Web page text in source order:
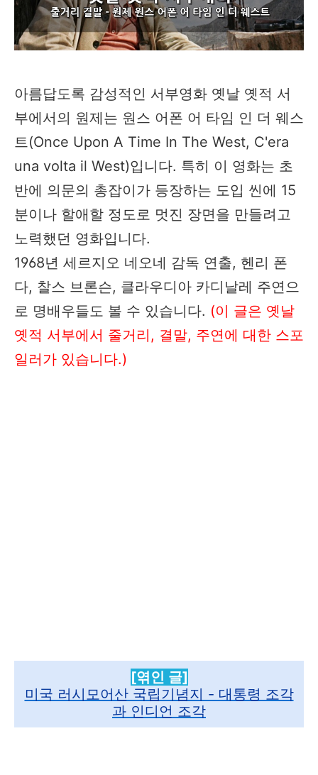
아름답도록 감성적인 서부영화 옛날 옛적 서
부에서의 원제는 원스 어폰 어 타임 인 더 웨스
트(Once Upon A Time In The West, C'era
una volta il West)입니다. 특히 이 영화는 초
반에 의문의 총잡이가 등장하는 도입 씬에 15
분이나 할애할 정도로 멋진 장면을 만들려고
노력했던 영화입니다.
1968년 세르지오 네오네 감독 연출, 헨리 폰
다, 찰스 브론슨, 클라우디아 카디날레 주연으
로 명배우들도 볼 수 있습니다. (이 글은 옛날
옛적 서부에서 줄거리, 결말, 주연에 대한 스포
일러가 있습니다.)
[엮인 글]
미국 러시모어산 국립기념지 - 대통령 조각
과 인디언 조각